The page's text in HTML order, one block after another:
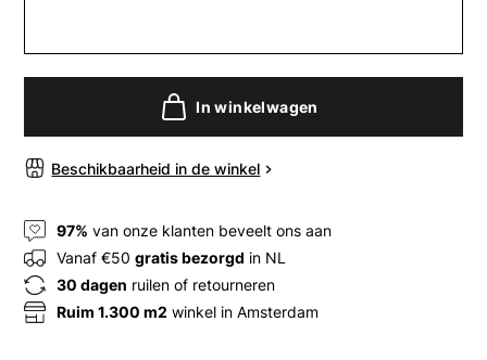
In winkelwagen
Beschikbaarheid in de winkel
97% van onze klanten beveelt ons aan
Vanaf €50gratis bezorgd in NL
30 dagen ruilen of retourneren
Ruim 1.300 m2 winkel in Amsterdam